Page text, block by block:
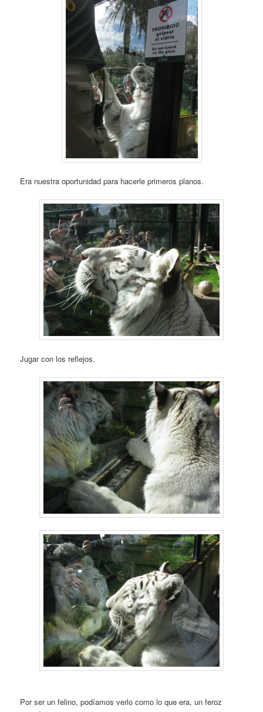
Era nuestra oportunidad para hacerle primeros planos.
Jugar con los reflejos.
Por ser un felino, podíamos verlo como lo que era, un feroz